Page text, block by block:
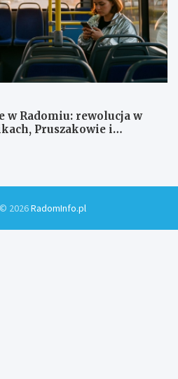
w Radomiu: rewolucja w
Pruszakowie i
2026RadomInfo.pl